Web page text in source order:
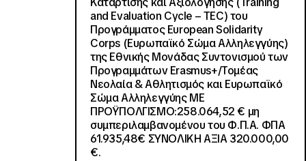
and Evaluation Cycle – TEC) του
Προγράμματος European Solidarity
Corps (Ευρωπαϊκό Σώμα Αλληλεγγύης)
της Εθνικής Μονάδας Συντονισμού των
Προγραμμάτων Erasmus+/Τομέας
Νεολαία & Αθλητισμός και Ευρωπαϊκό
Σώμα Αλληλεγγύης ΜΕ
ΠΡΟΫΠΟΛΓΙΣΜΟ:258.064,52 € μη
συμπεριλαμβανομένου του Φ.Π.Α. ΦΠΑ
61.935,48€ ΣΥΝΟΛΙΚΗ ΑΞΙΑ 320.000,00
€.